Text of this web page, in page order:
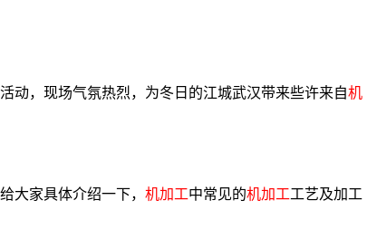
动，现场气氛热烈，为冬日的江城武汉带来些许来自机
大家具体介绍一下， 机加工中常见的机加工工艺及加工